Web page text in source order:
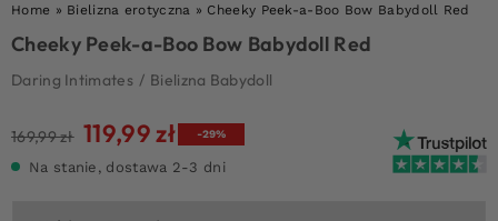
Home » Bielizna erotyczna » Cheeky Peek-a-Boo Bow Babydoll Red
Cheeky Peek-a-Boo Bow Babydoll Red
Daring Intimates / Bielizna Babydoll
169,99zł Pierwotna
119,99zł Aktualna
-29%
Na stanie, dostawa 2-3 dni